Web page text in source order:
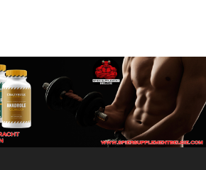
Belgium |
Bulk
in